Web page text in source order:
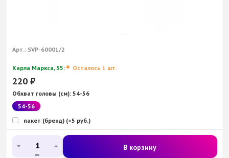
Арт.: SVP-60001/2
Карла Маркса, 55: Осталось 1 шт.
220 ₽
Обхват головы (см): 54-56
54-56
пакет (бренд) (+5 руб.)
шт.
В корзину